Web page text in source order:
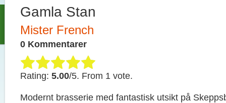
Gamla Stan
Mister French
0 Kommentarer
Rating: 5.00/5. From 1 vote.
Modernt brasserie med fantastisk utsikt på